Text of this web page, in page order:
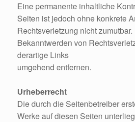
Eine permanente inhaltliche
Seiten ist jedoch ohne konkrete
Rechtsverletzung nicht zumutbar.
Bekanntwerden von
derartige Links
umgehend entfernen.
Urheberrecht
Die durch die Seitenbetreiber
Werke auf diesen Seiten